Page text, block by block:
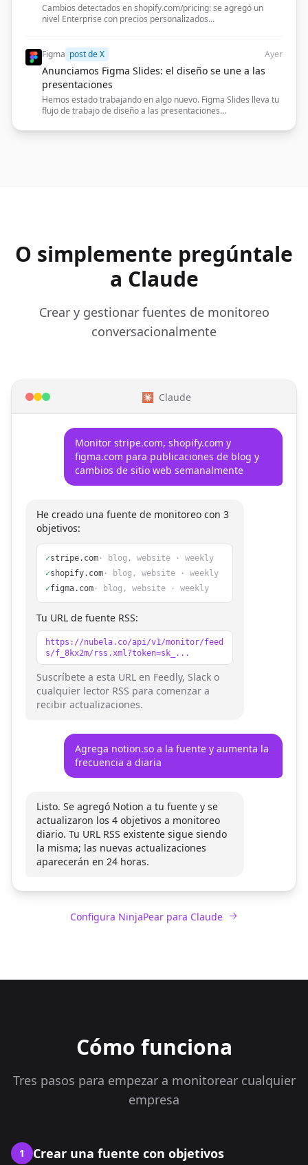
Cambios detectados en shopify.com/pricing: se agregó un
nivel Enterprise con precios personalizados...
Figma post de X Ayer
Anunciamos Figma Slides: el diseño se une a las
presentaciones
Hemos estado trabajando en algo nuevo. Figma Slides lleva tu
flujo de trabajo de diseño a las presentaciones...
O simplemente pregúntale
a Claude
Crear y gestionar fuentes de monitoreo
conversacionalmente
Claude
Monitor stripe.com, shopify.com y
figma.com para publicaciones de blog y
cambios de sitio web semanalmente
He creado una fuente de monitoreo con 3
objetivos:
✓stripe.com · blog, website · weekly
✓shopify.com · blog, website · weekly
✓figma.com · blog, website · weekly
Tu URL de fuente RSS:
https://nubela.co/api/v1/monitor/feed
s/f_8kx2m/rss.xml?token=sk_...
Suscríbete a esta URL en Feedly, Slack o
cualquier lector RSS para comenzar a
recibir actualizaciones.
Agrega notion.so a la fuente y aumenta la
frecuencia a diaria
Listo. Se agregó Notion a tu fuente y se
actualizaron los 4 objetivos a monitoreo
diario. Tu URL RSS existente sigue siendo
la misma; las nuevas actualizaciones
aparecerán en 24 horas.
Configura NinjaPear para Claude
Cómo funciona
Tres pasos para empezar a monitorear cualquier
empresa
1 Crear una fuente con objetivos